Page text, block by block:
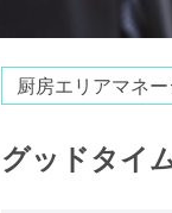
厨房エリアマネ
グッドタイ